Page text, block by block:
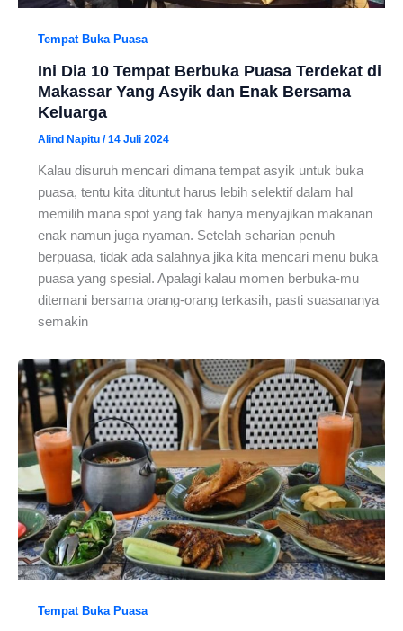
Tempat Buka Puasa
Ini Dia 10 Tempat Berbuka Puasa Terdekat di
Makassar Yang Asyik dan Enak Bersama
Keluarga
Alind Napitu /14 Juli 2024
Kalau disuruh mencari dimana tempat asyik untuk buka
puasa, tentu kita dituntut harus lebih selektif dalam hal
memilih mana spot yang tak hanya menyajikan makanan
enak namun juga nyaman. Setelah seharian penuh
berpuasa, tidak ada salahnya jika kita mencari menu buka
puasa yang spesial. Apalagi kalau momen berbuka-mu
ditemani bersama orang-orang terkasih, pasti suasananya
semakin
Tempat Buka Puasa